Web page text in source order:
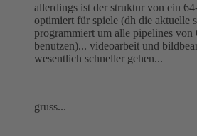
allerdings ist der struktur von ein
optimiert für spiele (dh die aktuelle
programmiert um alle pipelines von
benutzen)... videoarbeit und
wesentlich schneller gehen...
gruss...